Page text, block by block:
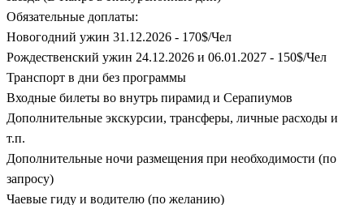
Обязательные доплаты:
Новогодний ужин 31.12.2026 - 170$/Чел
Рождественский ужин 24.12.2026 и 06.01.2027 - 150$/Чел
Транспорт в дни без программы
Входные билеты во внутрь пирамид и Серапиумов
Дополнительные экскурсии, трансферы, личные расходы и
т.п.
Дополнительные ночи размещения при необходимости (по
запросу)
Чаевые гиду и водителю (по желанию)